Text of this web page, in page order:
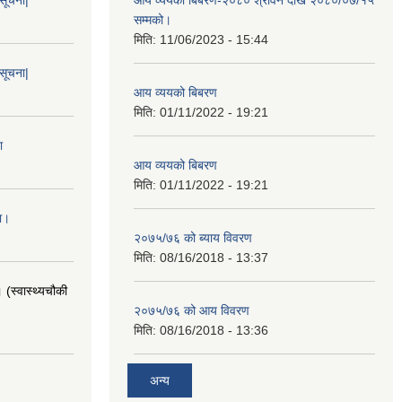
सम्मको।
मिति: 11/06/2023 - 15:44
आय व्ययको बिबरण
मिति: 01/11/2022 - 19:21
आय व्ययको बिबरण
मिति: 01/11/2022 - 19:21
२०७५/७६ को ब्याय विवरण
मिति: 08/16/2018 - 13:37
२०७५/७६ को आय विवरण
मिति: 08/16/2018 - 13:36
अन्य